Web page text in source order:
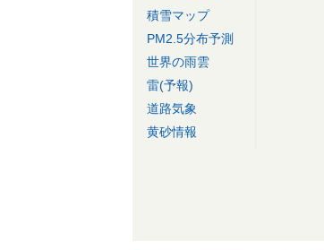
積雪マップ
PM2.5分布予測
世界の雨雲
雷(予報)
道路気象
黄砂情報